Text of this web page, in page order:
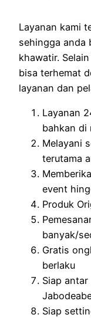
Layanan kami
sehingga anda
khawatir.
bisa terhemat
layanan dan
Layanan
bahkan di
Melayani
terutama
event
Produk
banyak/
Gratis
berlaku
Siap
Siap